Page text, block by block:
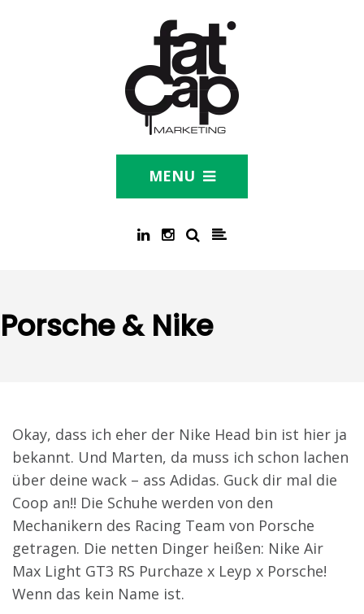
MENU
Porsche & Nike
Okay, dass ich eher der Nike Head bin ist hier ja
bekannt. Und Marten, da muss ich schon lachen
über deine wack – ass Adidas. Guck dir mal die
Coop an!! Die Schuhe werden von den
Mechanikern des Racing Team von Porsche
getragen. Die netten Dinger heißen: Nike Air
Max Light GT3 RS Purchaze x Leyp x Porsche!
Wenn das kein Name ist.